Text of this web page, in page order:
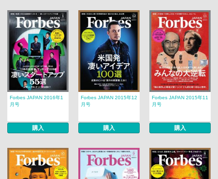
Forbes JAPAN 2016年1
月号
購入
Forbes JAPAN 2015年12
月号
購入
Forbes JAPAN 2015年11
月号
購入